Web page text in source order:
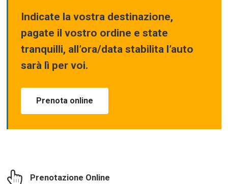
Indicate la vostra destinazione,
pagate il vostro ordine e state
tranquilli, all’ora/data stabilita l’auto
sarà lì per voi.
Prenota online
Prenotazione Online